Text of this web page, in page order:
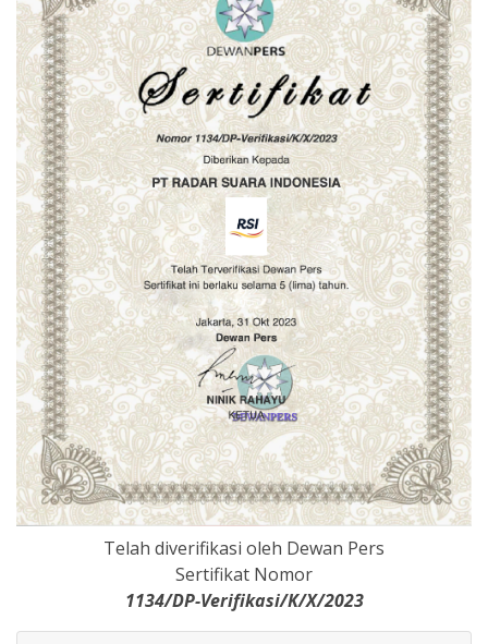
Telah diverifikasi oleh Dewan Pers
Sertifikat Nomor
1134/DP-Verifikasi/K/X/2023